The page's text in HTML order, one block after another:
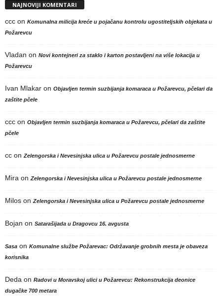
NAJNOVIJI KOMENTARI
ccc on Komunalna milicija kreće u pojačanu kontrolu ugostiteljskih objekata u
Požarevcu
Vladan on Novi kontejneri za staklo i karton postavljeni na više lokacija u
Požarevcu
Ivan Mlakar on Objavljen termin suzbijanja komaraca u Požarevcu, pčelari da
zaštite pčele
ccc on Objavljen termin suzbijanja komaraca u Požarevcu, pčelari da zaštite
pčele
cc on Zelengorska i Nevesinjska ulica u Požarevcu postale jednosmerne
Mira on Zelengorska i Nevesinjska ulica u Požarevcu postale jednosmerne
Milos on Zelengorska i Nevesinjska ulica u Požarevcu postale jednosmerne
Bojan on Satarašijada u Dragovcu 16. avgusta
Sasa on Komunalne službe Požarevac: Održavanje grobnih mesta je obaveza
korisnika
Deda on Radovi u Moravskoj ulici u Požarevcu: Rekonstrukcija deonice
dugačke 700 metara